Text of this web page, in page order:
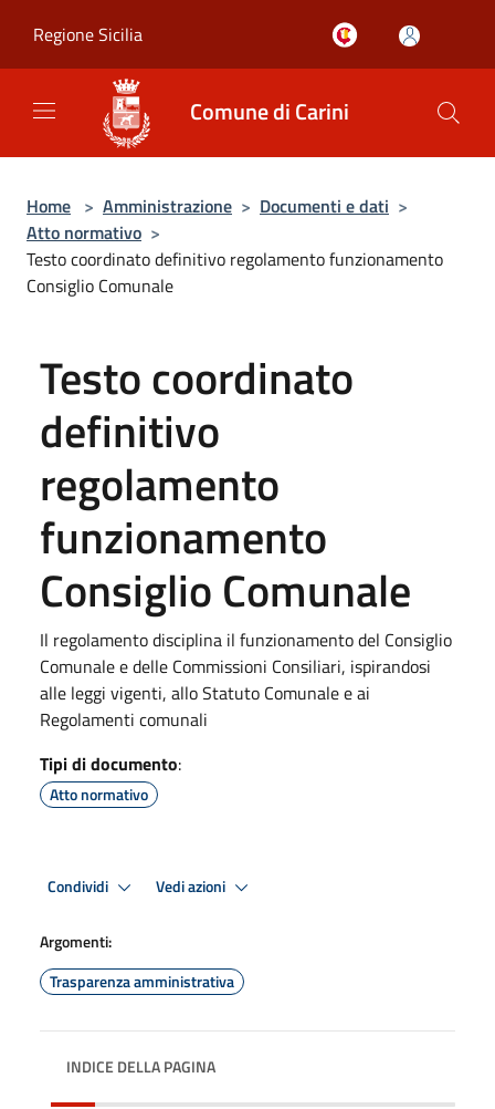
Regione Sicilia
Comune di Carini
Home > Amministrazione > Documenti e dati >
Atto normativo >
Testo coordinato definitivo regolamento funzionamento
Consiglio Comunale
Testo coordinato
definitivo
regolamento
funzionamento
Consiglio Comunale
Il regolamento disciplina il funzionamento del Consiglio
Comunale e delle Commissioni Consiliari, ispirandosi
alle leggi vigenti, allo Statuto Comunale e ai
Regolamenti comunali
Tipi di documento:
Atto normativo
Condividi Vedi azioni
Argomenti:
Trasparenza amministrativa
INDICE DELLA PAGINA